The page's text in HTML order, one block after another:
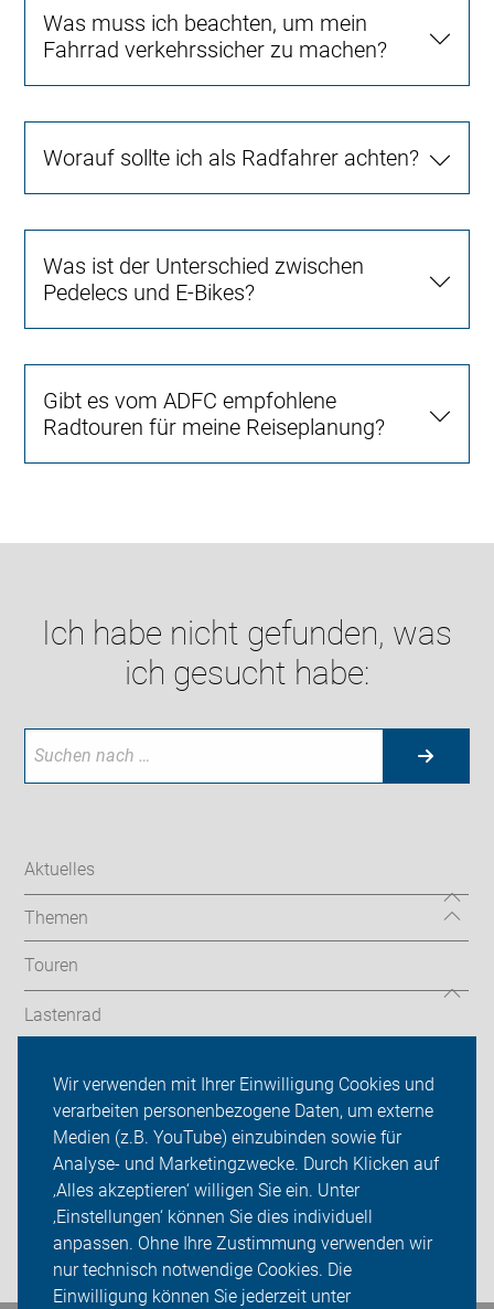
Wir verwenden mit Ihrer Einwilligung Cookies und
verarbeiten personenbezogene Daten, um externe
Medien (z.B. YouTube) einzubinden sowie für
Analyse- und Marketingzwecke. Durch Klicken auf
‚Alles akzeptieren‘ willigen Sie ein. Unter
‚Einstellungen‘ können Sie dies individuell
anpassen. Ohne Ihre Zustimmung verwenden wir
nur technisch notwendige Cookies. Die
Einwilligung können Sie jederzeit unter
Was muss ich beachten, um mein
Fahrrad verkehrssicher zu machen?
Worauf sollte ich als Radfahrer achten?
Was ist der Unterschied zwischen
Pedelecs und E-Bikes?
Gibt es vom ADFC empfohlene
Radtouren für meine Reiseplanung?
Ich habe nicht gefunden, was
ich gesucht habe:
Aktuelles
Themen
Touren
Lastenrad
ADFC Gelsenkirchen
Sei dabei
Presse
Login